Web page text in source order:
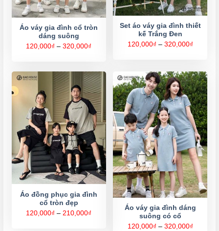
Áo váy gia đình cổ tròn
dáng suông
120,000₫ – 320,000₫
đến
320,000₫
Set áo váy gia đình thiết
kế Trắng Đen
120,000₫ – 320,000₫Khoảng
Áo đồng phục gia đình
cổ tròn đẹp
120,000₫ – 210,000₫
Áo váy gia đình dáng
suông có cổ
120,000₫ – 320,000₫Khoảng